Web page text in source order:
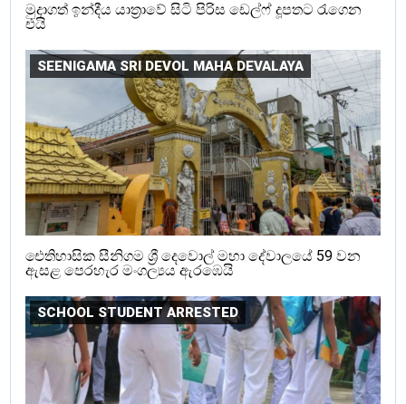
මුදාගත් ඉන්දීය යාත්‍රාවේ සිටි පිරිස ඩෙල්ෆ් දූපතට රැගෙන
එයි
SEENIGAMA SRI DEVOL MAHA DEVALAYA
ඓතිහාසික සීනිගම ශ්‍රී දෙවොල් මහා දේවාලයේ 59 වන
ඇසළ පෙරහැර මංගල්‍යය ඇරඹෙයි
SCHOOL STUDENT ARRESTED